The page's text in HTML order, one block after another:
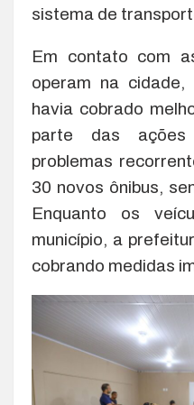
sistema de
Em contato com
operam na
havia cobrado
parte das
problemas
30 novos ônibus,
Enquanto os
município, a
cobrando medidas